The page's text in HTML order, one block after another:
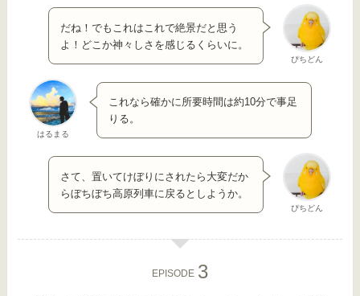
ぴちどん
だね！でもこれはこれで絶景だと思う
よ！どこか神々しさを感じるくらいに。
はるまる
これなら確かに所要時間は約10分で事足
りる。
ぴちどん
さて、置いてけぼりにされたら大変だか
らぼちぼち高原列車に戻るとしようか。
EPISODE